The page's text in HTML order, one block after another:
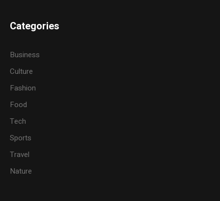
Categories
Business
Culture
Fashion
Food
Tech
Sports
Travel
Nature